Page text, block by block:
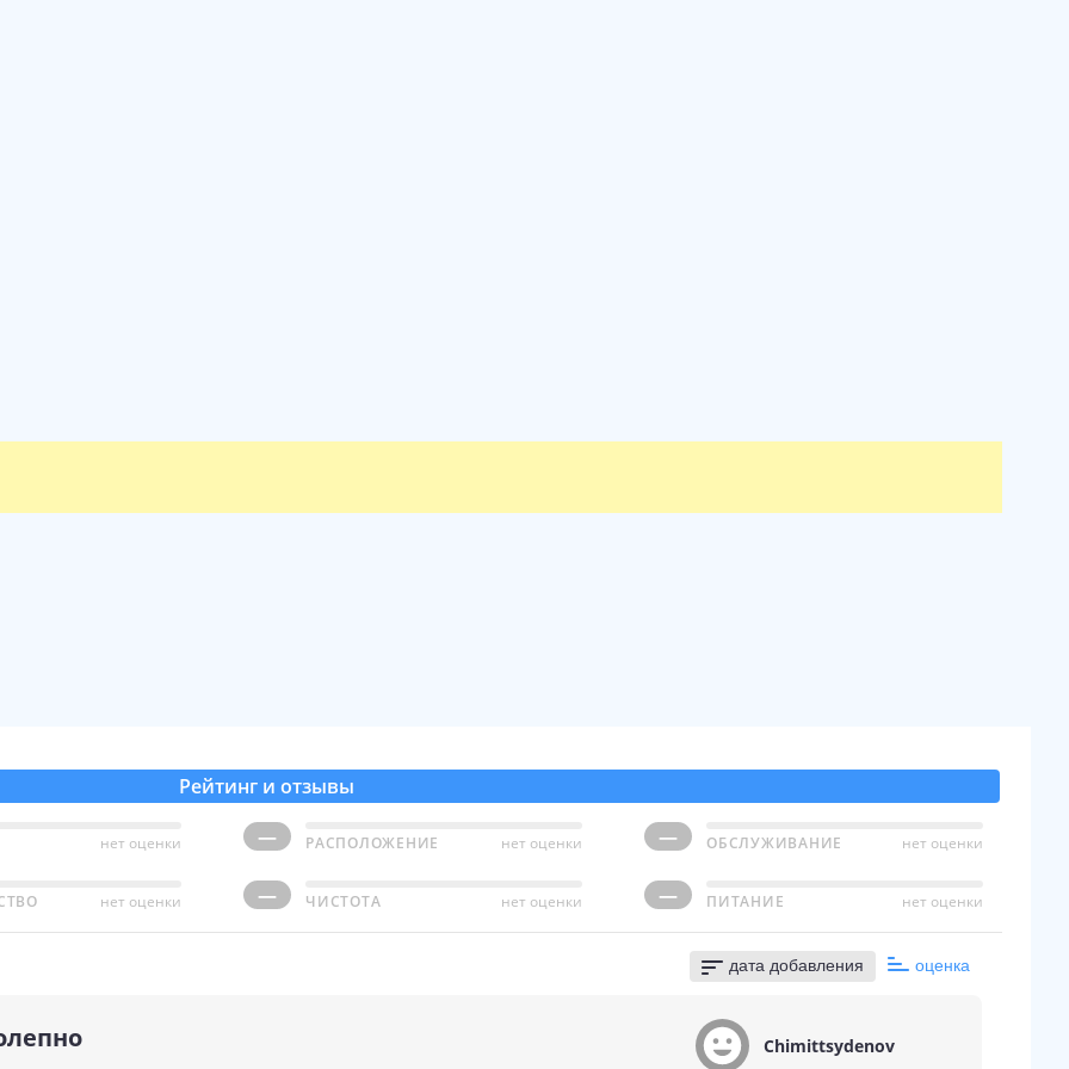
Рейтинг и отзывы
нет оценки — РАСПОЛОЖЕНИЕ нет оценки — ОБСЛУЖИВАНИЕ нет оценки
нет оценки — ЧИСТОТА нет оценки — ПИТАНИЕ нет оценки
дата добавления оценка
Chimittsydenov